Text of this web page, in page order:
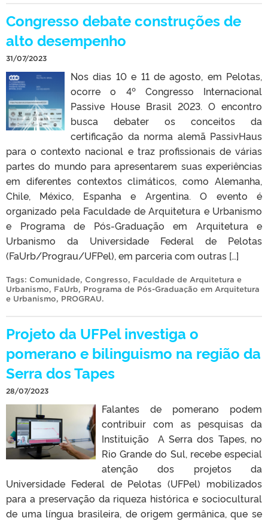
Congresso debate construções de
alto desempenho
31/07/2023
Nos dias 10 e 11 de agosto, em Pelotas,
ocorre o 4º Congresso Internacional
Passive House Brasil 2023. O encontro
busca debater os conceitos da
certificação da norma alemã PassivHaus
para o contexto nacional e traz profissionais de várias
partes do mundo para apresentarem suas experiências
em diferentes contextos climáticos, como Alemanha,
Chile, México, Espanha e Argentina. O evento é
organizado pela Faculdade de Arquitetura e Urbanismo
e Programa de Pós-Graduação em Arquitetura e
Urbanismo da Universidade Federal de Pelotas
(FaUrb/Prograu/UFPel), em parceria com outras […]
Tags: Comunidade, Congresso, Faculdade de Arquitetura e
Urbanismo, FaUrb, Programa de Pós-Graduação em Arquitetura
e Urbanismo, PROGRAU.
Projeto da UFPel investiga o
pomerano e bilinguismo na região da
Serra dos Tapes
28/07/2023
Falantes de pomerano podem
contribuir com as pesquisas da
Instituição A Serra dos Tapes, no
Rio Grande do Sul, recebe especial
atenção dos projetos da
Universidade Federal de Pelotas (UFPel) mobilizados
para a preservação da riqueza histórica e sociocultural
de uma língua brasileira, de origem germânica, que se